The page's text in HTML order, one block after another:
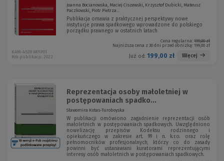
Joanna Bocianowska, Maciej Ciszewski, Krzysztof Dubicki, Mateusz
Paczkowski, Piotr Pietrza...
Publikacja omawia z praktycznej perspektywy nowe
instytucje prawa spadkowego wprowadzone do polskiego
porządku prawnego w ostatnich latach
Cena regularna: 199,00 zł
Najniższa cena z 30 dni przed obniżką: 199,00 zł
Już od: 199,00 zł Więcej
KAM-4528 W01P01
Rok publikacji: 2022
Reprezentacja osoby małoletniej w
postępowaniach spadko...
Sławomira Kotas-Turoboyska
W publikacji omówiono zagadnienie reprezentacji osób
małoletnich w postępowaniach spadkowych. Uwzględniono
nowelizację przepisów Kodeksu rodzinnego i
opiekuńczego w zakresie art. 99 i n. k.r.o. oraz rolę
pełnomocników profesjonalnych, którzy co do zasady
powinni być ustanawiani kuratorami reprezentującymi
interesy osób małoletnich w postępowaniach spadkowych.